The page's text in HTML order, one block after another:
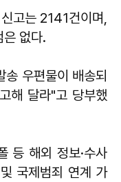
고는 2141건이며,
은 없다.
우편물이 배송되
해 달라"고 당부했
등 해외 정보·수사
국제범죄 연계 가